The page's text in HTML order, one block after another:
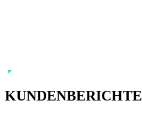
KUNDENBERICHTE